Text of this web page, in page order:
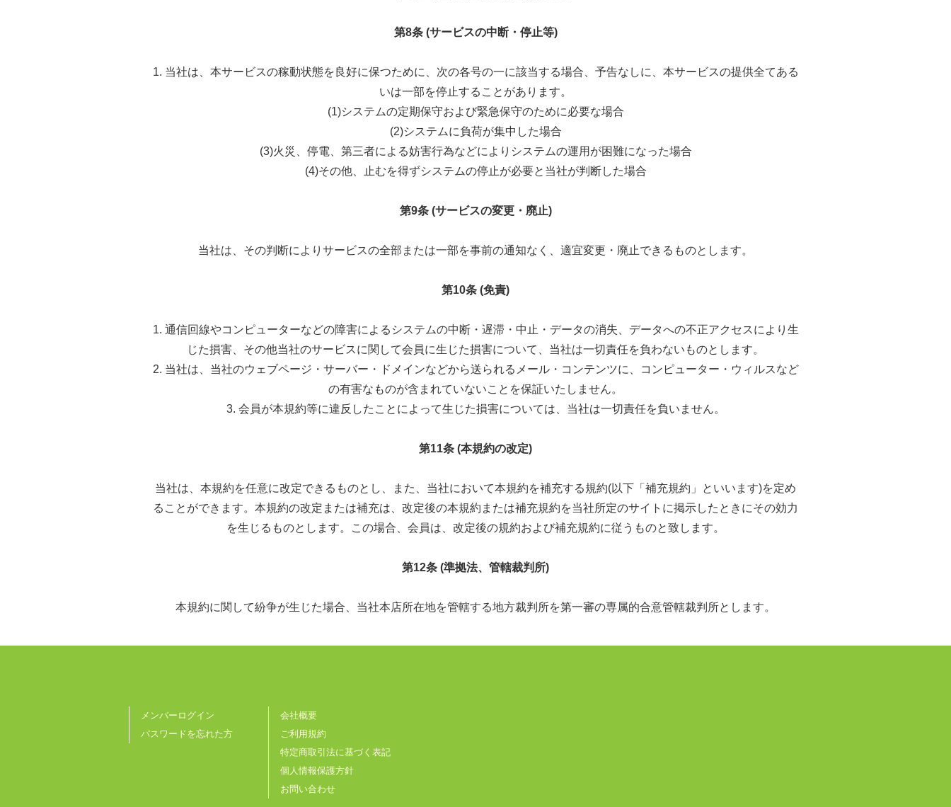
第8条 (サービスの中断・停止等)
1. 当社は、本サービスの稼動状態を良好に保つために、次の各号の一に該当する場合、予告なしに、本サービスの提供全てある
いは一部を停止することがあります。
(1)システムの定期保守および緊急保守のために必要な場合
(2)システムに負荷が集中した場合
(3)火災、停電、第三者による妨害行為などによりシステムの運用が困難になった場合
(4)その他、止むを得ずシステムの停止が必要と当社が判断した場合
第9条 (サービスの変更・廃止)
当社は、その判断によりサービスの全部または一部を事前の通知なく、適宜変更・廃止できるものとします。
第10条 (免責)
1. 通信回線やコンピューターなどの障害によるシステムの中断・遅滞・中止・データの消失、データへの不正アクセスにより生
じた損害、その他当社のサービスに関して会員に生じた損害について、当社は一切責任を負わないものとします。
2. 当社は、当社のウェブページ・サーバー・ドメインなどから送られるメール・コンテンツに、コンピューター・ウィルスなど
の有害なものが含まれていないことを保証いたしません。
3. 会員が本規約等に違反したことによって生じた損害については、当社は一切責任を負いません。
第11条 (本規約の改定)
当社は、本規約を任意に改定できるものとし、また、当社において本規約を補充する規約(以下「補充規約」といいます)を定め
ることができます。本規約の改定または補充は、改定後の本規約または補充規約を当社所定のサイトに掲示したときにその効力
を生じるものとします。この場合、会員は、改定後の規約および補充規約に従うものと致します。
第12条 (準拠法、管轄裁判所)
本規約に関して紛争が生じた場合、当社本店所在地を管轄する地方裁判所を第一審の専属的合意管轄裁判所とします。
メンバーログイン
パスワードを忘れた方
会社概要
ご利用規約
特定商取引法に基づく表記
個人情報保護方針
お問い合わせ